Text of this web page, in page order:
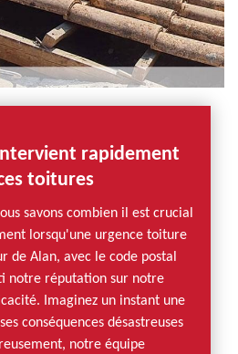
rapidement
toitures
savons combien il est crucial
lorsqu'une urgence toiture
de Alan, avec le code postal
notre réputation sur notre
Imaginez un instant une
conséquences désastreuses
notre équipe